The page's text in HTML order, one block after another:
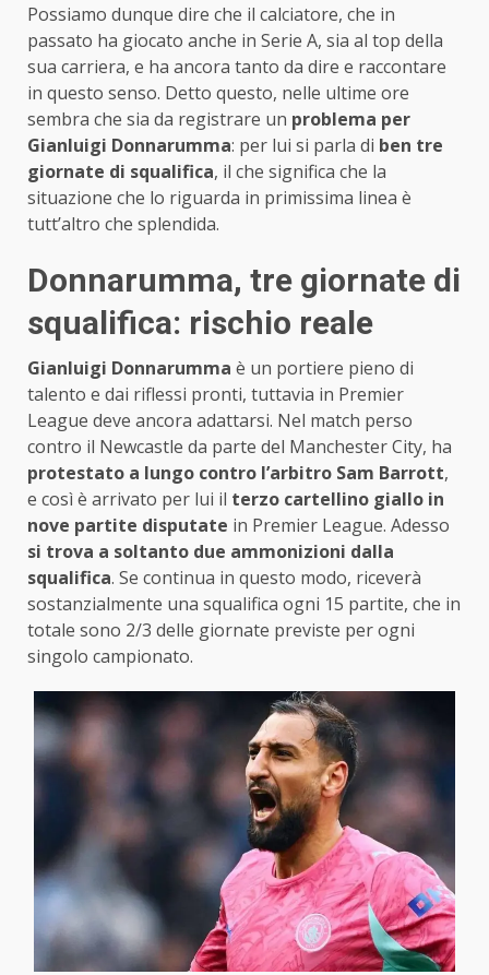
Possiamo dunque dire che il calciatore, che in
passato ha giocato anche in Serie A, sia al top della
sua carriera, e ha ancora tanto da dire e raccontare
in questo senso. Detto questo, nelle ultime ore
sembra che sia da registrare un problema per
Gianluigi Donnarumma: per lui si parla di ben tre
giornate di squalifica, il che significa che la
situazione che lo riguarda in primissima linea è
tutt’altro che splendida.
Donnarumma, tre giornate di
squalifica: rischio reale
Gianluigi Donnarumma è un portiere pieno di
talento e dai riflessi pronti, tuttavia in Premier
League deve ancora adattarsi. Nel match perso
contro il Newcastle da parte del Manchester City, ha
protestato a lungo contro l’arbitro Sam Barrott,
e così è arrivato per lui il terzo cartellino giallo in
nove partite disputate in Premier League. Adesso
si trova a soltanto due ammonizioni dalla
squalifica. Se continua in questo modo, riceverà
sostanzialmente una squalifica ogni 15 partite, che in
totale sono 2/3 delle giornate previste per ogni
singolo campionato.